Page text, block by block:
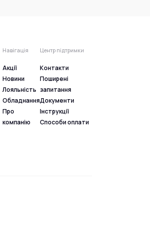
Навігація
Акції
Новини
Лояльність
Обладнання
Про
компанію
Центр підтримки
Контакти
Поширені
запитання
Документи
Інструкції
Способи оплати